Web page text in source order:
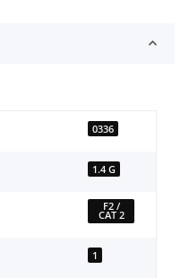
0336
1.4 G
F2 /
CAT 2
1